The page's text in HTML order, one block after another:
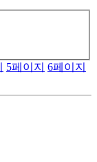
5페이지 6페이지